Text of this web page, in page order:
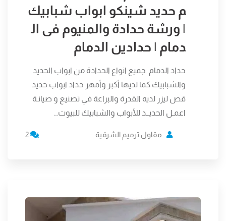
م حديد شينكو ابواب شبابيك
| ورشة حدادة والمنيوم فى ال
دمام | حدادين الدمام
حداد الدمام جميع انواع الحدادة من ابواب الحديد
والشبابيك كما لديها أكبر وأمهر حداد ابواب حديد
قص ليزر لديه القدرة والبراعة في تصنيع و صيانـة
اعمـل الحديــد للأبواب والشبابيك للبيوت…
مقاول ترميم الشرقية